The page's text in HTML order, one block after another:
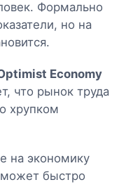
Формально
но на
Economy
что рынок труда
хрупком
на экономику
может быстро